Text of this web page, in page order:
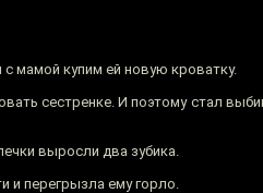
мамой купим ей новую кроватку.
сестренке. И поэтому стал
выросли два зубика.
и перегрызла ему горло.